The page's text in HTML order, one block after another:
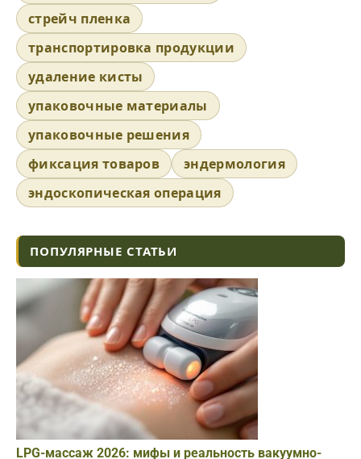
стрейч пленка
транспортировка продукции
удаление кисты
упаковочные материалы
упаковочные решения
фиксация товаров
эндермология
эндоскопическая операция
ПОПУЛЯРНЫЕ СТАТЬИ
LPG-массаж 2026: мифы и реальность вакуумно-